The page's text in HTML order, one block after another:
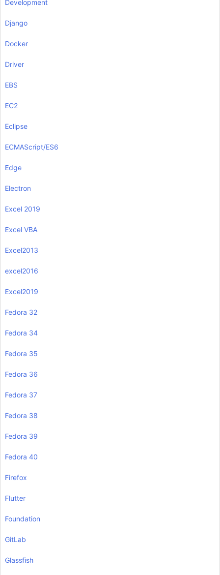
Development
Django
Docker
Driver
EBS
EC2
Eclipse
ECMAScript/ES6
Edge
Electron
Excel 2019
Excel VBA
Excel2013
excel2016
Excel2019
Fedora 32
Fedora 34
Fedora 35
Fedora 36
Fedora 37
Fedora 38
Fedora 39
Fedora 40
Firefox
Flutter
Foundation
GitLab
Glassfish